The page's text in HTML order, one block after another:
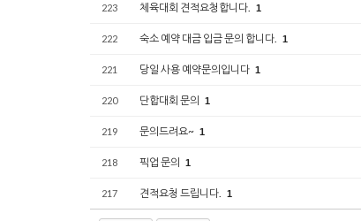
223 체육대회 견적요청합니다. 1
222 숙소 예약 대금 입금 문의 합니다. 1
221 당일 사용 예약문의입니다 1
220 단합대회 문의 1
219 문의드려요~ 1
218 픽업 문의 1
217 견적요청 드립니다. 1